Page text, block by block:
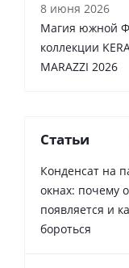
8 июня 2026
Магия южной
коллекции
MARAZZI 2026
Статьи
Конденсат на
окнах: почему
появляется и
бороться